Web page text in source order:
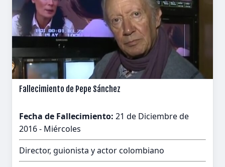
Fallecimiento de Pepe Sánchez
Fecha de Fallecimiento: 21 de Diciembre de
2016 - Miércoles
Director, guionista y actor colombiano